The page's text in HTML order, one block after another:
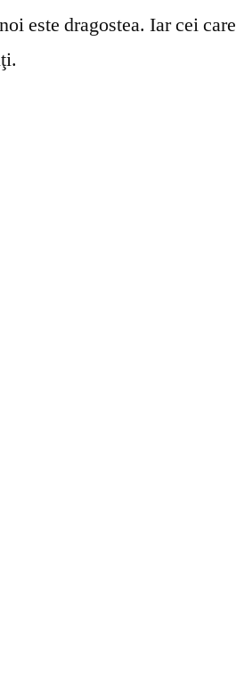
este dragostea. Iar cei care